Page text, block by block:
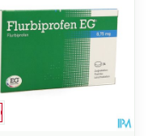
Geneesmiddel